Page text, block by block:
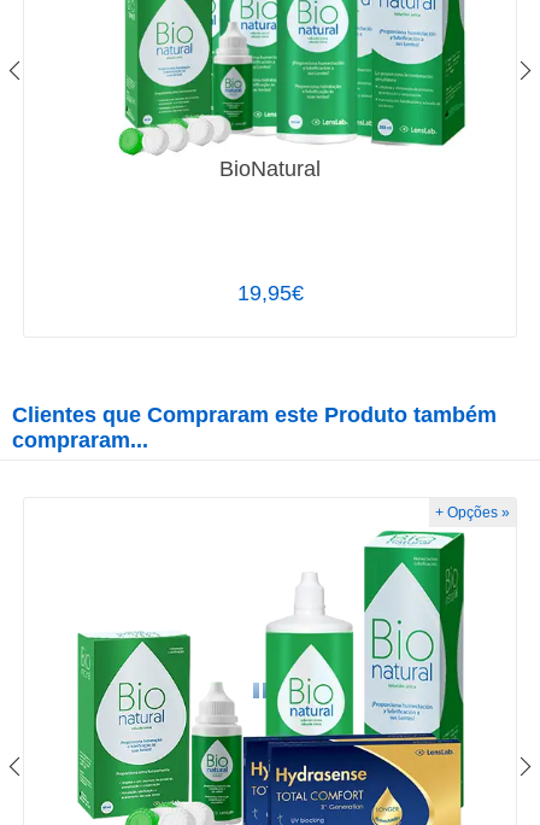
BioNatural
19,95€
Clientes que Compraram este Produto também
compraram...
+ Opções »